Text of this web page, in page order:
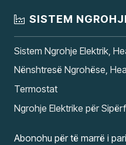
SISTEM
Sistem Ngrohje Elektrik,
Nënshtresë Ngrohëse,
Termostat
Ngrohje Elektrike për
Abonohu për të marrë i